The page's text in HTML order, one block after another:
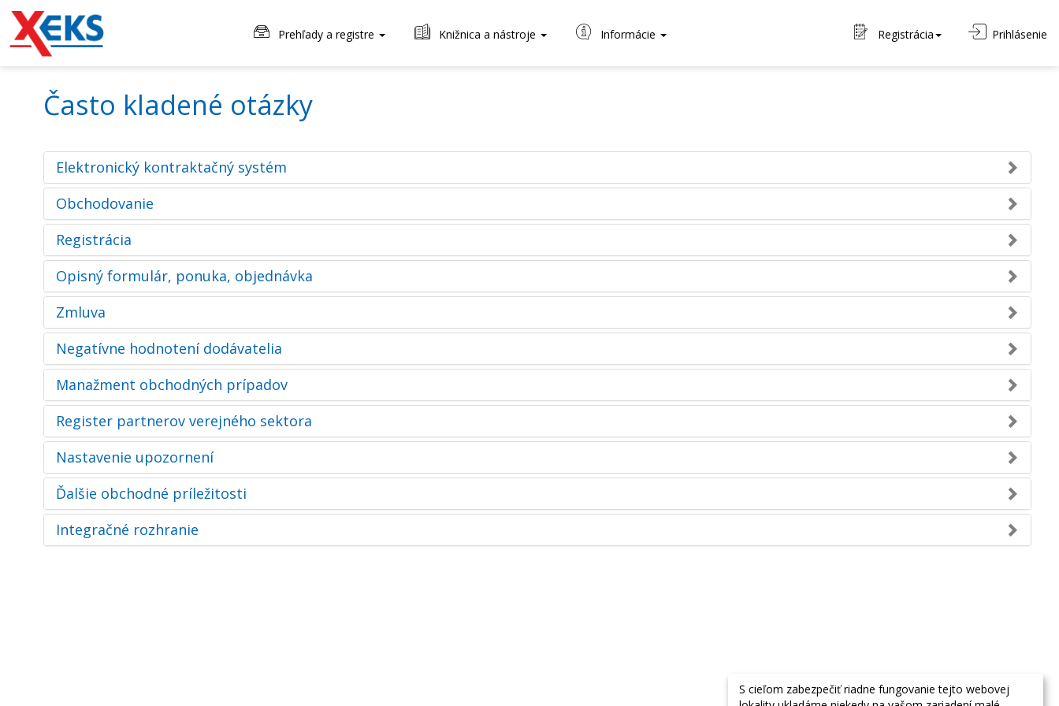
Prehľady a registre Knižnica a nástroje Informácie Registrácia Prihlásenie
Často kladené otázky
Elektronický kontraktačný systém
Obchodovanie
Registrácia
Opisný formulár, ponuka, objednávka
Zmluva
Negatívne hodnotení dodávatelia
Manažment obchodných prípadov
Register partnerov verejného sektora
Nastavenie upozornení
Ďalšie obchodné príležitosti
Integračné rozhranie
S cieľom zabezpečiť riadne fungovanie tejto webovej